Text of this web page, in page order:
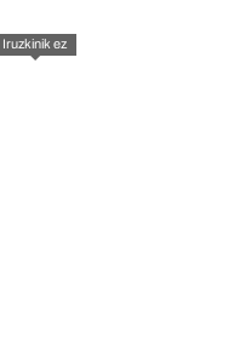
Iruzkinik ez